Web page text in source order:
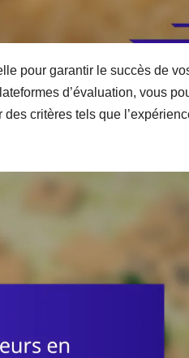
pour garantir le succès de
d’évaluation, vous
critères tels que